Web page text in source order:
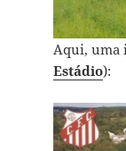
Aqui, uma
Estádio):